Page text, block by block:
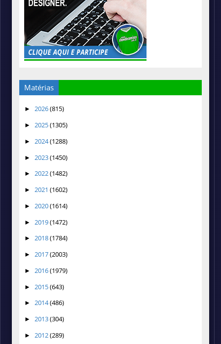
Matérias
► 2026(815)
► 2025(1305)
► 2024(1288)
► 2023(1450)
► 2022(1482)
► 2021 (1602)
► 2020(1614)
► 2019(1472)
► 2018(1784)
► 2017(2003)
► 2016(1979)
► 2015(643)
► 2014(486)
► 2013(304)
► 2012(289)